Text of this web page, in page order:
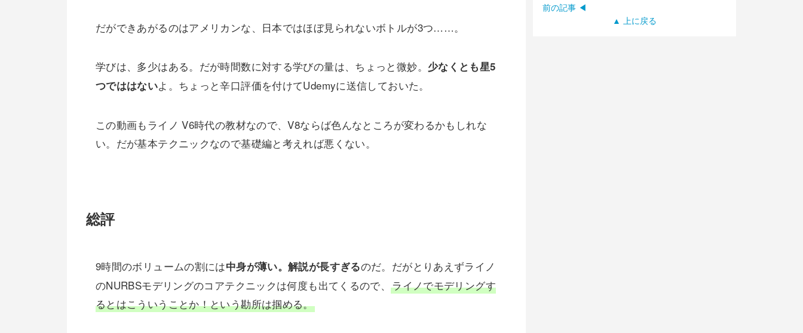
だができあがるのはアメリカンな、日本ではほぼ見られないボトルが3つ……。
学びは、多少はある。だが時間数に対する学びの量は、ちょっと微妙。 少なくとも星5
つでははないよ。ちょっと辛口評価を付けてUdemyに送信しておいた。
この動画もライノ V6時代の教材なので、V8ならば色んなところが変わるかもしれな
い。だが基本テクニックなので基礎編と考えれば悪くない。
総評
9時間のボリュームの割には中身が薄い。解説が長すぎるのだ。だがとりあえずライノ
のNURBSモデリングのコアテクニックは何度も出てくるので、ライノでモデリングす
るとはこういうことか！という勘所は掴める。
前の記事 ◀
▲ 上に戻る